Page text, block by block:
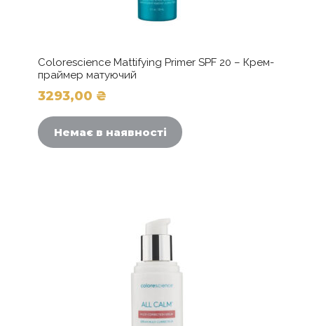
Colorescience Mattifying Primer SPF 20 – Крем-
праймер матуючий
3293,00 ₴
Немає в наявності